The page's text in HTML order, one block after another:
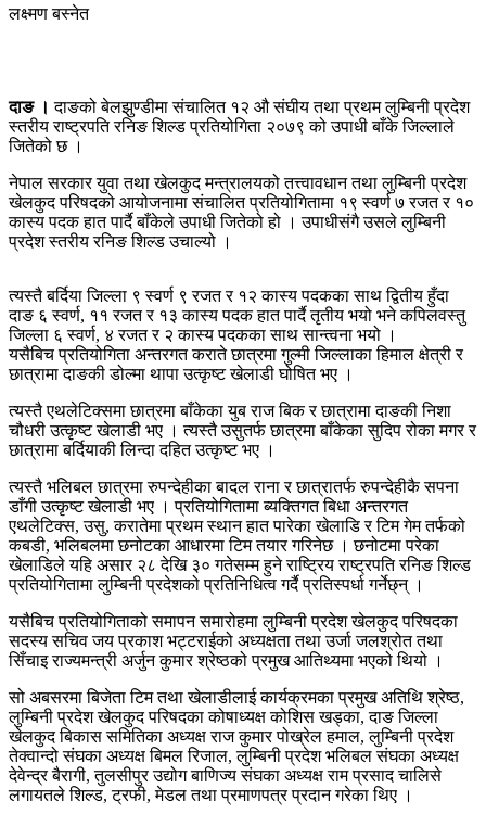
लक्ष्मण बस्नेत
दाङ । दाङको बेलझुण्डीमा संचालित १२ औ संघीय तथा प्रथम लुम्बिनी प्रदेश
स्तरीय राष्ट्रपति रनिङ शिल्ड प्रतियोगिता २०७९ को उपाधी बाँके जिल्लाले
जितेको छ ।
नेपाल सरकार युवा तथा खेलकुद मन्त्रालयको तत्त्वावधान तथा लुम्बिनी प्रदेश
खेलकुद परिषदको आयोजनामा संचालित प्रतियोगितामा १९ स्वर्ण ७ रजत र १०
कास्य पदक हात पार्दै बाँकेले उपाधी जितेको हो । उपाधीसंगै उसले लुम्बिनी
प्रदेश स्तरीय रनिङ शिल्ड उचाल्यो ।
त्यस्तै बर्दिया जिल्ला ९ स्वर्ण ९ रजत र १२ कास्य पदकका साथ द्वितीय हुँदा
दाङ ६ स्वर्ण, ११ रजत र १३ कास्य पदक हात पार्दै तृतीय भयो भने कपिलवस्तु
जिल्ला ६ स्वर्ण, ४ रजत र २ कास्य पदकका साथ सान्त्वना भयो ।
यसैबिच प्रतियोगिता अन्तरगत कराते छात्रमा गुल्मी जिल्लाका हिमाल क्षेत्री र
छात्रामा दाङकी डोल्मा थापा उत्कृष्ट खेलाडी घोषित भए ।
त्यस्तै एथलेटिक्समा छात्रमा बाँकेका युब राज बिक र छात्रामा दाङकी निशा
चौधरी उत्कृष्ट खेलाडी भए । त्यस्तै उसुतर्फ छात्रमा बाँकेका सुदिप रोका मगर र
छात्रामा बर्दियाकी लिन्दा दहित उत्कृष्ट भए ।
त्यस्तै भलिबल छात्रमा रुपन्देहीका बादल राना र छात्रातर्फ रुपन्देहीकै सपना
डाँगी उत्कृष्ट खेलाडी भए । प्रतियोगितामा ब्यक्तिगत बिधा अन्तरगत
एथलेटिक्स, उसु, करातेमा प्रथम स्थान हात पारेका खेलाडि र टिम गेम तर्फको
कबडी, भलिबलमा छनोटका आधारमा टिम तयार गरिनेछ । छनोटमा परेका
खेलाडिले यहि असार २८ देखि ३० गतेसम्म हुने राष्ट्रिय राष्ट्रपति रनिङ शिल्ड
प्रतियोगितामा लुम्बिनी प्रदेशको प्रतिनिधित्व गर्दै प्रतिस्पर्धा गर्नेछ्न् ।
यसैबिच प्रतियोगिताको समापन समारोहमा लुम्बिनी प्रदेश खेलकुद परिषदका
सदस्य सचिव जय प्रकाश भट्टराईको अध्यक्षता तथा उर्जा जलश्रोत तथा
सिँचाइ राज्यमन्त्री अर्जुन कुमार श्रेष्ठको प्रमुख आतिथ्यमा भएको थियो ।
सो अबसरमा बिजेता टिम तथा खेलाडीलाई कार्यक्रमका प्रमुख अतिथि श्रेष्ठ,
लुम्बिनी प्रदेश खेलकुद परिषदका कोषाध्यक्ष कोशिस खड्का, दाङ जिल्ला
खेलकुद बिकास समितिका अध्यक्ष राज कुमार पोख्रेल हमाल, लुम्बिनी प्रदेश
तेक्वान्दो संघका अध्यक्ष बिमल रिजाल, लुम्बिनी प्रदेश भलिबल संघका अध्यक्ष
देवेन्द्र बैरागी, तुलसीपुर उद्योग बाणिज्य संघका अध्यक्ष राम प्रसाद चालिसे
लगायतले शिल्ड, ट्रफी, मेडल तथा प्रमाणपत्र प्रदान गरेका थिए ।